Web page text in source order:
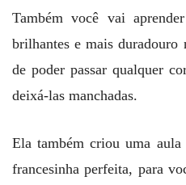
Também você vai
brilhantes e mais duradouro
de poder passar qualquer
deixá-las manchadas.
Ela também criou uma
francesinha perfeita, para